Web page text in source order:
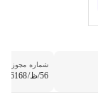
شماره مجوز
56/ظ/6168